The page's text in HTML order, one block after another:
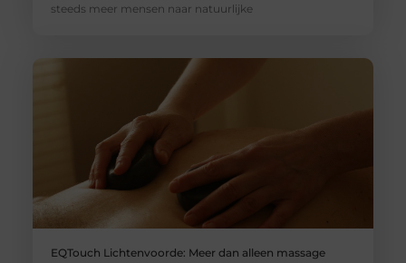
steeds meer mensen naar natuurlijke
EQTouch Lichtenvoorde: Meer dan alleen massage